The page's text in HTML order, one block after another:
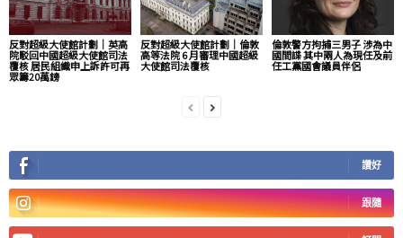
反對超級大使館計劃｜英高
院駁回中國超級大使館司法
覆核 居民組織申上訴許可再
眾籌20萬鎊
反對超級大使館計劃｜倫敦
高等法院 6 月審理中國超級
大使館司法覆核
倫敦警方拘捕三男子 涉為中
國間諜 其中兩人為現任及前
任工黨國會議員伴侶
讚好
跟隨